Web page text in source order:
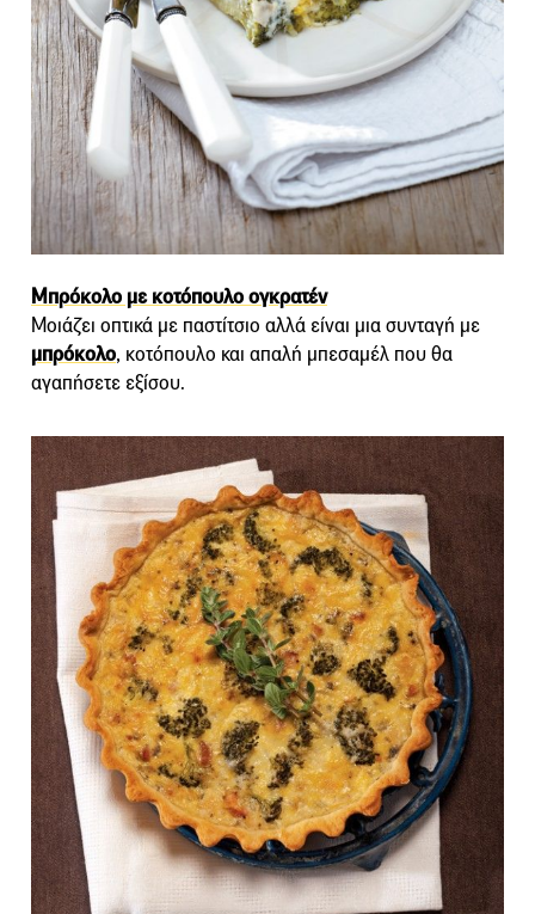
Μπρόκολο με κοτόπουλο ογκρατέν
Μοιάζει οπτικά με παστίτσιο αλλά είναι μια συνταγή με
μπρόκολο, κοτόπουλο και απαλή μπεσαμέλ που θα
αγαπήσετε εξίσου.